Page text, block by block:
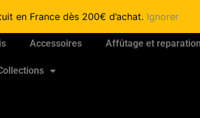
en France dès 200€ d’achat. Ignorer
Accessoires Affûtage et reparation